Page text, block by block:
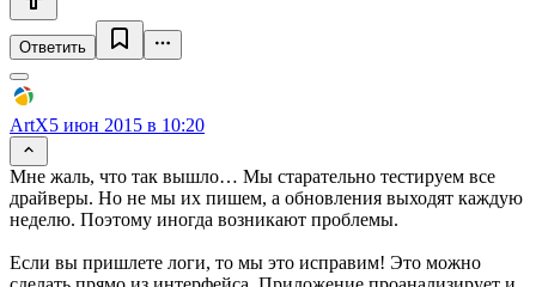
Ответить
ArtX5 июн 2015 в 10:20
Мне жаль, что так вышло… Мы старательно тестируем все
драйверы. Но не мы их пишем, а обновления выходят каждую
неделю. Поэтому иногда возникают проблемы.
Если вы пришлете логи, то мы это исправим! Это можно